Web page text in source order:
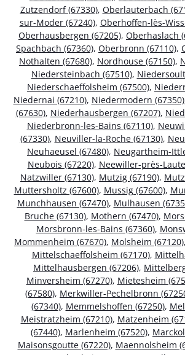
Zutzendorf (67330), Oberlauterbach
sur-Moder (67240), Oberhoffen-lès-
Oberhausbergen (67205), Oberhaslach
Spachbach (67360), Oberbronn (67110),
Nothalten (67680), Nordhouse (67150),
Niedersteinbach (67510),
Niederschaeffolsheim (67500),
Niedernai (67210), Niedermodern (67350)
(67630), Niederhausbergen (67207),
Niederbronn-les-Bains (67110),
(67330), Neuviller-la-Roche (67130),
Neuhaeusel (67480), Neugartheim-
Neubois (67220), Neewiller-près-
Natzwiller (67130), Mutzig (67190),
Muttersholtz (67600), Mussig (67600),
Munchhausen (67470), Mulhausen
Bruche (67130), Mothern (67470),
Morsbronn-les-Bains (67360),
Mommenheim (67670), Molsheim (67120),
Mittelschaeffolsheim (67170),
Mittelhausbergen (67206),
Minversheim (67270), Mietesheim
(67580), Merkwiller-Pechelbronn
(67340), Memmelshoffen (67250),
Meistratzheim (67210), Matzenheim
(67440), Marlenheim (67520),
Maisonsgoutte (67220), Maennolsheim